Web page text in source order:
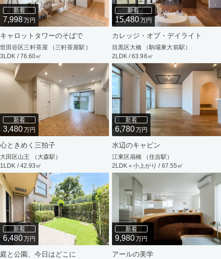
新着
7,998万円
キャロットタワーのそばで
世田谷区三軒茶屋 （三軒茶屋駅）
3LDK / 76.60㎡
新着
15,480万円
カレッジ・オブ・デイライト
目黒区大橋 （駒場東大前駅）
2LDK / 63.96㎡
新着
3,480万円
心ときめく三拍子
大田区山王 （大森駅）
1LDK / 42.93㎡
新着
6,780万円
水辺のキャビン
江東区扇橋 （住吉駅）
2LDK＋小上がり / 67.55㎡
新着
6,480万円
庭と公園、今日はどこに
新着
9,980万円
アールの美学